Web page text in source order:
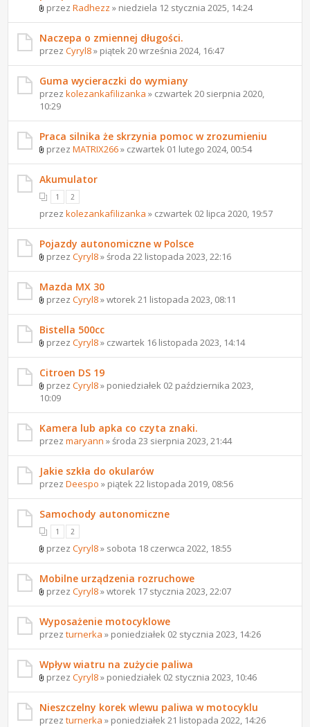
przezRadhezz » niedziela 12 stycznia 2025, 14:24
Naczepa o zmiennej długości.
przezCyryl8» piątek 20 września 2024, 16:47
Guma wycieraczki do wymiany
przezkolezankafilizanka » czwartek 20 sierpnia 2020,
10:29
Praca silnika że skrzynia pomoc w zrozumieniu
przezMATRIX266» czwartek 01 lutego 2024, 00:54
Akumulator
1 2
przezkolezankafilizanka » czwartek 02 lipca 2020, 19:57
Pojazdy autonomiczne w Polsce
przezCyryl8» środa 22 listopada 2023, 22:16
Mazda MX 30
przezCyryl8» wtorek 21 listopada 2023, 08:11
Bistella 500cc
przezCyryl8» czwartek 16 listopada 2023, 14:14
Citroen DS 19
przezCyryl8» poniedziałek 02 października 2023,
10:09
Kamera lub apka co czyta znaki.
przezmaryann » środa 23 sierpnia 2023, 21:44
Jakie szkła do okularów
przezDeespo » piątek 22 listopada 2019, 08:56
Samochody autonomiczne
1 2
przezCyryl8» sobota 18 czerwca 2022, 18:55
Mobilne urządzenia rozruchowe
przezCyryl8» wtorek 17 stycznia 2023, 22:07
Wyposażenie motocyklowe
przezturnerka » poniedziałek 02 stycznia 2023, 14:26
Wpływ wiatru na zużycie paliwa
przezCyryl8» poniedziałek 02 stycznia 2023, 10:46
Nieszczelny korek wlewu paliwa w motocyklu
przezturnerka » poniedziałek 21 listopada 2022, 14:26